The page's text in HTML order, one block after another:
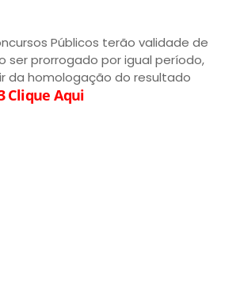
Públicos terão validade de
ser prorrogado por igual período,
da homologação do resultado
Clique Aqui